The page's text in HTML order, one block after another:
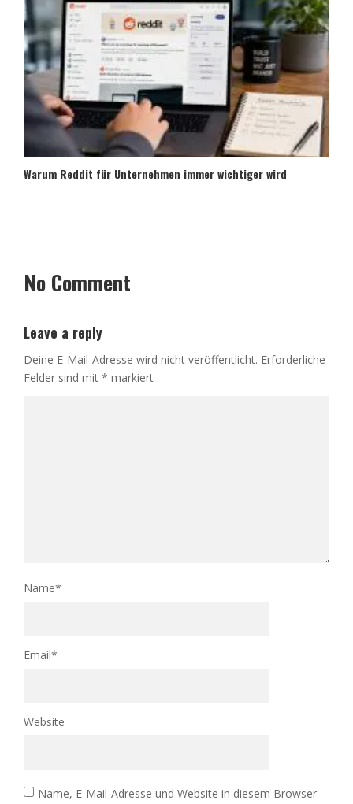
Warum Reddit für Unternehmen immer wichtiger wird
No Comment
Leave a reply
Deine E-Mail-Adresse wird nicht veröffentlicht. Erforderliche
Felder sind mit * markiert
Name*
Email*
Website
Name, E-Mail-Adresse und Website in diesem Browser